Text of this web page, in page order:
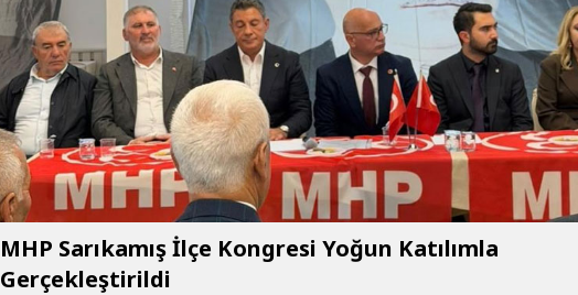
MHP Sarıkamış İlçe Kongresi Yoğun Katılımla
Gerçekleştirildi